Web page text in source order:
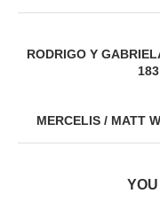
RODRIGO Y
MERCELIS / MATT